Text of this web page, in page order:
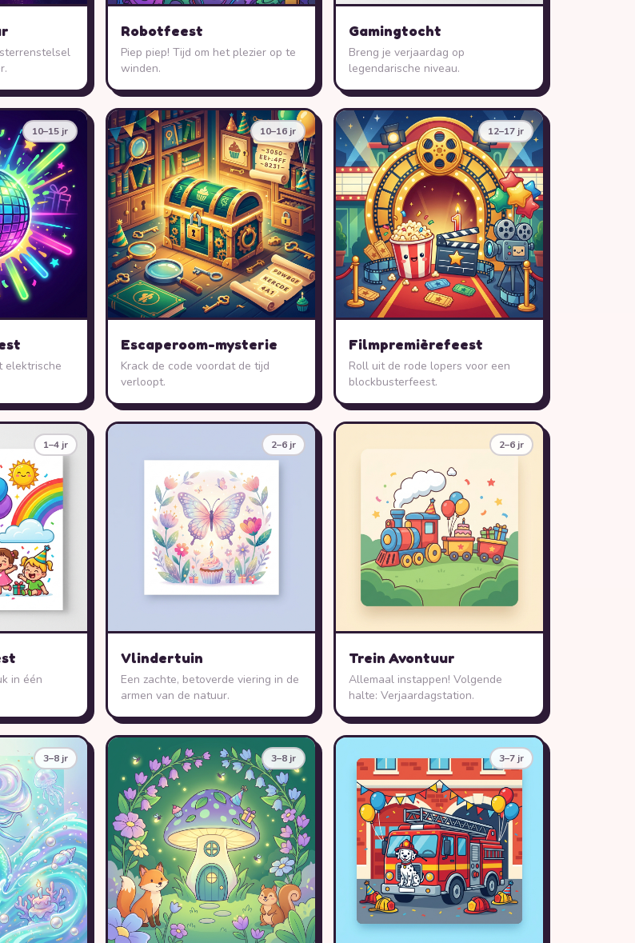
Robotfeest
Piep piep! Tijd om het plezier op te
winden.
Gamingtocht
Breng je verjaardag op
legendarische niveau.
10–15 jr
elektrische
10–16 jr
Escaperoom-mysterie
Krack de code voordat de tijd
verloopt.
12–17 jr
Filmpremièrefeest
Roll uit de rode lopers voor een
blockbusterfeest.
1–4 jr
in één
2–6 jr
Vlindertuin
Een zachte, betoverde viering in de
armen van de natuur.
2–6 jr
Trein Avontuur
Allemaal instappen! Volgende
halte: Verjaardagstation.
3–8 jr 3–8 jr 3–7 jr